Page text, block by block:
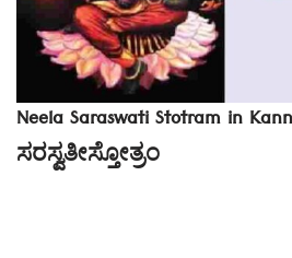
Neela Saraswati Stotram in
ಸರಸ್ವತೀಸ್ತೋತ್ರಂ